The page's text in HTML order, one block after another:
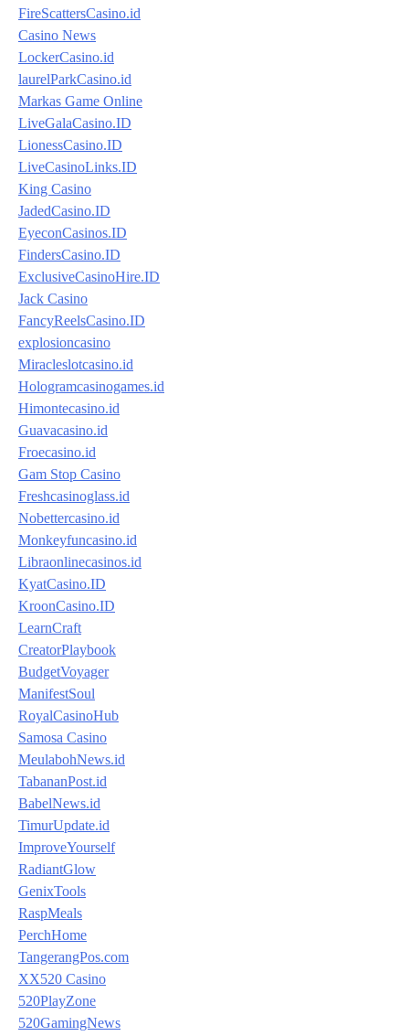
FireScattersCasino.id
Casino News
LockerCasino.id
laurelParkCasino.id
Markas Game Online
LiveGalaCasino.ID
LionessCasino.ID
LiveCasinoLinks.ID
King Casino
JadedCasino.ID
EyeconCasinos.ID
FindersCasino.ID
ExclusiveCasinoHire.ID
Jack Casino
FancyReelsCasino.ID
explosioncasino
Miracleslotcasino.id
Hologramcasinogames.id
Himontecasino.id
Guavacasino.id
Froecasino.id
Gam Stop Casino
Freshcasinoglass.id
Nobettercasino.id
Monkeyfuncasino.id
Libraonlinecasinos.id
KyatCasino.ID
KroonCasino.ID
LearnCraft
CreatorPlaybook
BudgetVoyager
ManifestSoul
RoyalCasinoHub
Samosa Casino
MeulabohNews.id
TabananPost.id
BabelNews.id
TimurUpdate.id
ImproveYourself
RadiantGlow
GenixTools
RaspMeals
PerchHome
TangerangPos.com
XX520 Casino
520PlayZone
520GamingNews